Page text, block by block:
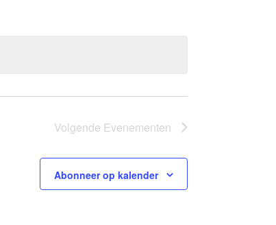
Volgende Evenementen
Abonneer op kalender